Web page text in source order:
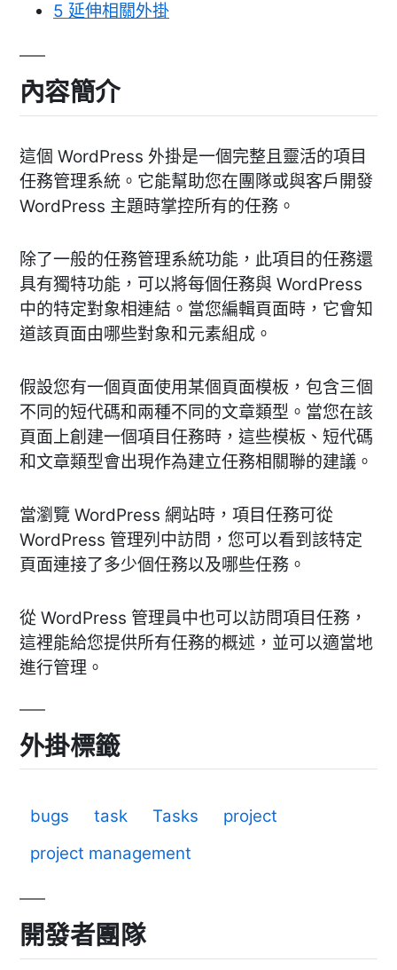
5 延伸相關外掛
內容簡介
這個 WordPress 外掛是一個完整且靈活的項目
任務管理系統。它能幫助您在團隊或與客戶開發
WordPress 主題時掌控所有的任務。
除了一般的任務管理系統功能，此項目的任務還
具有獨特功能，可以將每個任務與 WordPress
中的特定對象相連結。當您編輯頁面時，它會知
道該頁面由哪些對象和元素組成。
假設您有一個頁面使用某個頁面模板，包含三個
不同的短代碼和兩種不同的文章類型。當您在該
頁面上創建一個項目任務時，這些模板、短代碼
和文章類型會出現作為建立任務相關聯的建議。
當瀏覽 WordPress 網站時，項目任務可從
WordPress 管理列中訪問，您可以看到該特定
頁面連接了多少個任務以及哪些任務。
從 WordPress 管理員中也可以訪問項目任務，
這裡能給您提供所有任務的概述，並可以適當地
進行管理。
外掛標籤
bugs task Tasks
project
project management
開發者團隊